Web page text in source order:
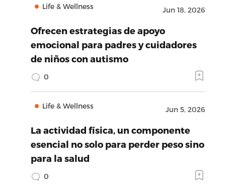
Life & Wellness Jun 18, 2026
Ofrecen estrategias de apoyo
emocional para padres y cuidadores
de niños con autismo
0
Life & Wellness Jun 5, 2026
La actividad física, un componente
esencial no solo para perder peso sino
para la salud
0